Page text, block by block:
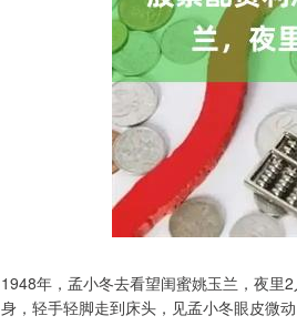
1948年，孟小冬去看望闺蜜姚玉兰，夜里
身，轻手轻脚走到床头，见孟小冬眼皮微动